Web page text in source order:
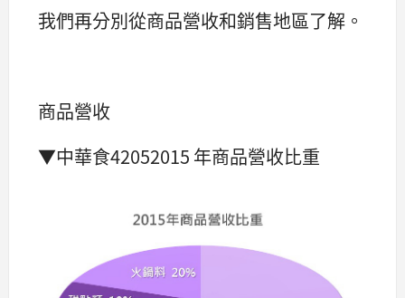
我們再分別從商品營收和銷售地區了解。
商品營收
▼中華食42052015 年商品營收比重